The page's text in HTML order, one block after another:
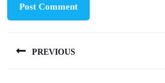
navigation
PREVIOUS